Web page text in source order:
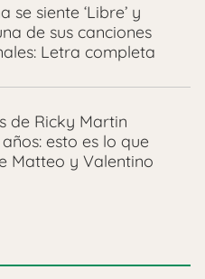
se siente ‘Libre’ y
de sus canciones
Letra completa
de Ricky Martin
esto es lo que
Matteo y Valentino